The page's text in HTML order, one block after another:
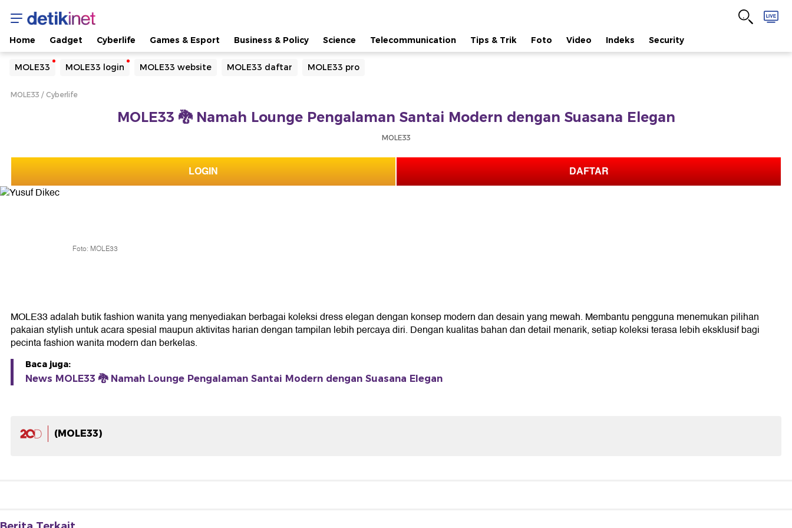
Home Gadget Cyberlife Games & Esport Business & Policy Science Telecommunication Tips & Trik Foto Video Indeks Security
MOLE33 MOLE33 login MOLE33 website MOLE33 daftar MOLE33 pro
Yang sedang ramai dicari
Loading...
MOLE33 Cyberlife
MOLE33 🐉 Namah Lounge Pengalaman Santai Modern dengan Suasana Elegan
MOLE33
LOGIN DAFTAR
Foto: MOLE33
MOLE33 adalah butik fashion wanita yang menyediakan berbagai koleksi dress elegan dengan konsep modern dan desain yang mewah. Membantu pengguna menemukan pilihan
pakaian stylish untuk acara spesial maupun aktivitas harian dengan tampilan lebih percaya diri. Dengan kualitas bahan dan detail menarik, setiap koleksi terasa lebih eksklusif bagi
pecinta fashion wanita modern dan berkelas.
Baca juga:
News MOLE33 🐉 Namah Lounge Pengalaman Santai Modern dengan Suasana Elegan
(MOLE33)